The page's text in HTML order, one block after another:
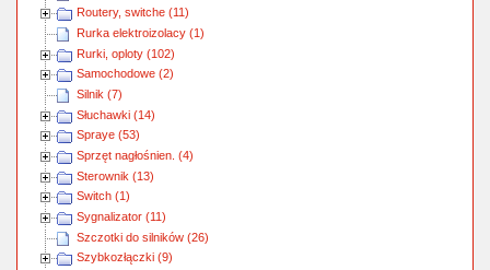
Routery, switche (11)
Rurka elektroizolacy (1)
Rurki, oploty (102)
Samochodowe (2)
Silnik (7)
Słuchawki (14)
Spraye (53)
Sprzęt nagłośnien. (4)
Sterownik (13)
Switch (1)
Sygnalizator (11)
Szczotki do silników (26)
Szybkozłączki (9)